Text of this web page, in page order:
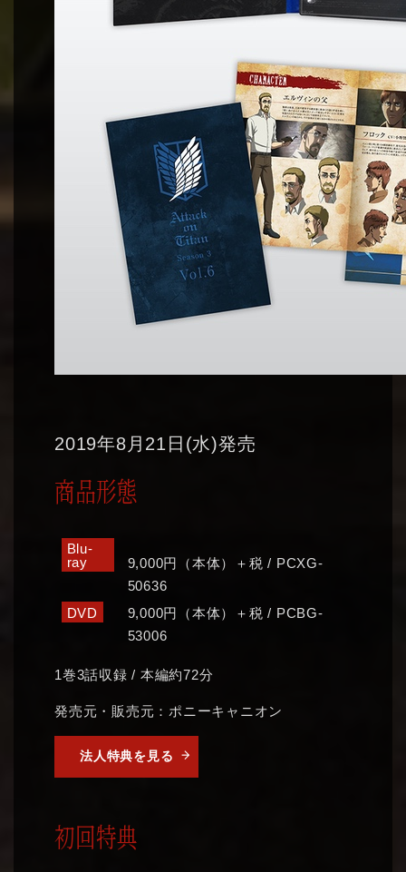
2019年8月21日(水)発売
商品形態
Blu-
ray
9,000円（本体）＋税 / PCXG-
50636
DVD
9,000円（本体）＋税 / PCBG-
53006
1巻3話収録 / 本編約72分
発売元・販売元：ポニーキャニオン
法人特典を見る
初回特典